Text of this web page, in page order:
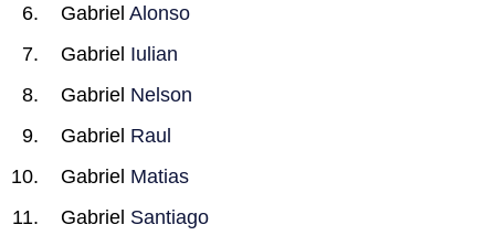
Gabriel Alonso
Gabriel Iulian
Gabriel Nelson
Gabriel Raul
Gabriel Matias
Gabriel Santiago